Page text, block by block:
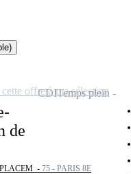
de
PLACEM - 75 - PARIS 8E
CDITemps plein
offre à ma sélection